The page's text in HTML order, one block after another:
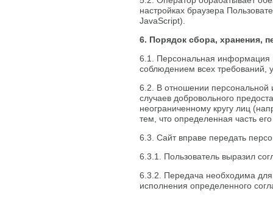
настройках браузера
JavaScript).
6. Порядок сбора, хранения,
6.1. Персональная информация
соблюдением всех требований,
6.2. В отношении персональной
случаев добровольного
неограниченному кругу лиц
тем, что определенная часть
6.3. Сайт вправе передать
6.3.1. Пользователь выразил
6.3.2. Передача необходима
исполнения определенного